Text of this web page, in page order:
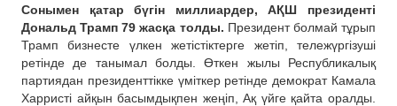
Сонымен қатар бүгін миллиардер, АҚШ президенті
Дональд Трамп 79 жасқа толды. Президент болмай тұрып
Трамп бизнесте үлкен жетістіктерге жетіп, тележүргізуші
ретінде де танымал болды. Өткен жылы Республикалық
партиядан президенттікке үміткер ретінде демократ Камала
Харристі айқын басымдықпен жеңіп, Ақ үйге қайта оралды.